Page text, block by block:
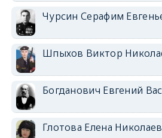
Чурсин Серафим
Шпыхов Виктор
Богданович Евгений
Глотова Елена